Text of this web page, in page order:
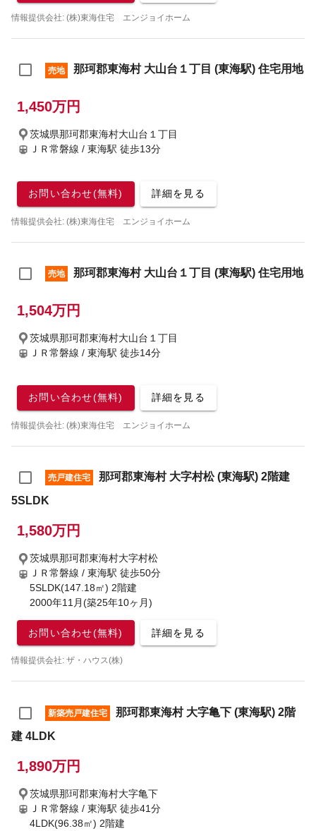
情報提供会社: (株)東海住宅 エンジョイホーム
売地 那珂郡東海村 大山台１丁目 (東海駅) 住宅用地
1,450万円
茨城県那珂郡東海村大山台１丁目
ＪＲ常磐線 / 東海駅 徒歩13分
お問い合わせ(無料) 詳細を見る
情報提供会社: (株)東海住宅 エンジョイホーム
売地 那珂郡東海村 大山台１丁目 (東海駅) 住宅用地
1,504万円
茨城県那珂郡東海村大山台１丁目
ＪＲ常磐線 / 東海駅 徒歩14分
お問い合わせ(無料) 詳細を見る
情報提供会社: (株)東海住宅 エンジョイホーム
売戸建住宅
那珂郡東海村 大字村松 (東海駅) 2階建
5SLDK
1,580万円
茨城県那珂郡東海村大字村松
ＪＲ常磐線 / 東海駅 徒歩50分
5SLDK(147.18㎡) 2階建
2000年11月(築25年10ヶ月)
お問い合わせ(無料) 詳細を見る
情報提供会社: ザ・ハウス(株)
新築売戸建住宅
那珂郡東海村 大字亀下 (東海駅) 2階
建 4LDK
1,890万円
茨城県那珂郡東海村大字亀下
ＪＲ常磐線 / 東海駅 徒歩41分
4LDK(96.38㎡) 2階建